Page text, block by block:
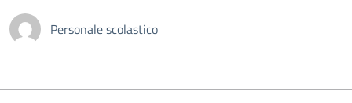
Personale scolastico